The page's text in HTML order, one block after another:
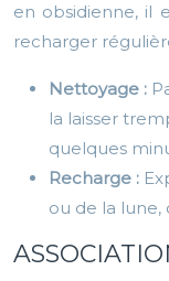
en obsidienne, il
recharger
Nettoyage :
la laisser
quelques
Recharge :
ou de la lune,